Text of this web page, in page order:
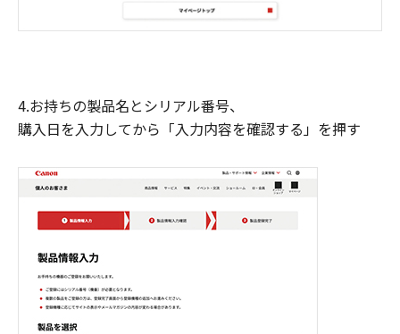
4.お持ちの製品名とシリアル番号、
購入日を入力してから「入力内容を確認する」を押す